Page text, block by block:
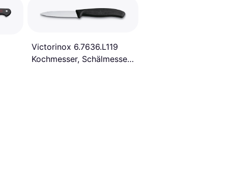
Victorinox 6.7636.L119
Kochmesser, Schälmesser